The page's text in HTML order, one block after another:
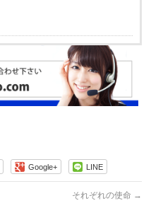
Google+ LINE
それぞれの使命 →